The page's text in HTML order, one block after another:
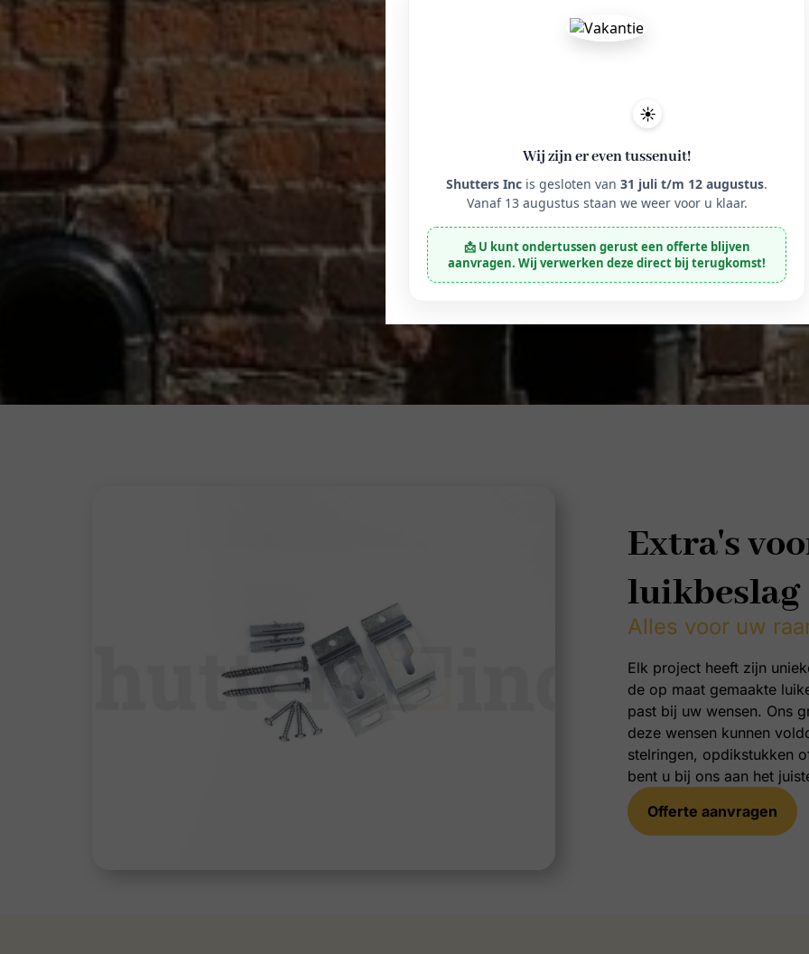
Extra's
luikbeslag
Alles voor uw
Elk project heeft zijn
de op maat gemaakte
past bij uw wensen. Ons
deze wensen kunnen
stelringen, opdikstukken
bent u bij ons aan het
Offerte aanvragen
☀️
Wij zijn er even tussenuit!
Shutters Inc is gesloten van 31 juli t/m 12 augustus.
Vanaf 13 augustus staan we weer voor u klaar.
📩 U kunt ondertussen gerust een offerte blijven
aanvragen. Wij verwerken deze direct bij terugkomst!